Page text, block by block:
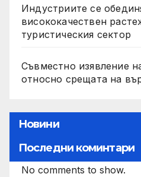
Индустриите се
висококачествен
туристическия сектор
Съвместно изявление
относно срещата на
Новини
Последни коминтари
No comments to show.